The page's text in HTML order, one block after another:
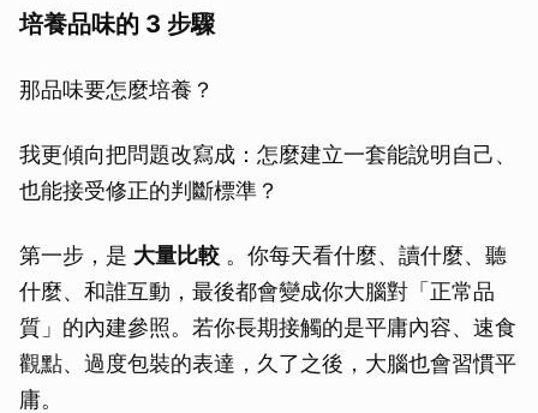
培養品味的 3 步驟
那品味要怎麼培養？
我更傾向把問題改寫成：怎麼建立一套能說明自己、
也能接受修正的判斷標準？
第一步，是 大量比較 。你每天看什麼、讀什麼、聽
什麼、和誰互動，最後都會變成你大腦對「正常品
質」的內建參照。若你長期接觸的是平庸內容、速食
觀點、過度包裝的表達，久了之後，大腦也會習慣平
庸。